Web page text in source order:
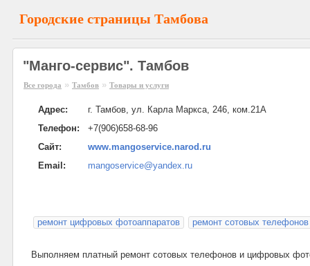
Городские страницы Тамбова
"Манго-сервис". Тамбов
Все города » Тамбов » Товары и услуги
Адрес:
г. Тамбов, ул. Карла Маркса, 246, ком.21А
Телефон:
+7(906)658-68-96
Сайт:
www.mangoservice.narod.ru
Email:
mangoservice@yandex.ru
ремонт цифровых фотоаппаратов ремонт сотовых телефонов
Выполняем платный ремонт сотовых телефонов и цифровых